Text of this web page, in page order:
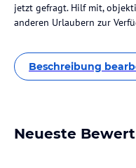
jetzt gefragt. Hilf mit,
anderen Urlaubern zur
Beschreibung
Neueste